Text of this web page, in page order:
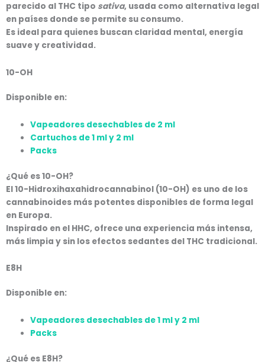
parecido al THC tipo sativa, usada como alternativa legal
en países donde se permite su consumo.
Es ideal para quienes buscan claridad mental, energía
suave y creatividad.
10-OH
Disponible en:
Vapeadores desechables de 2 ml
Cartuchos de 1 ml y 2 ml
Packs
¿Qué es 10-OH?
El10-Hidroxihaxahidrocannabinol (10-OH) es uno de los
cannabinoides más potentes disponibles de forma legal
en Europa.
Inspirado en el HHC, ofrece una experiencia más intensa,
más limpia y sin los efectos sedantes del THC tradicional.
E8H
Disponible en:
Vapeadores desechables de 1 ml y 2 ml
Packs
¿Qué es E8H?